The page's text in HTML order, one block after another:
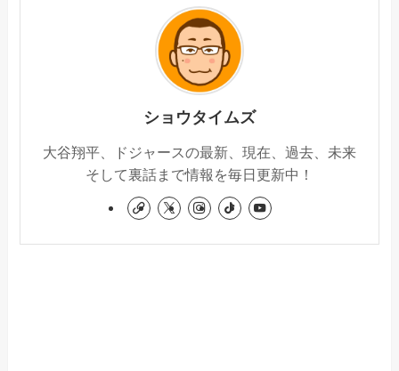
ショウタイムズ
大谷翔平、ドジャースの最新、現在、過去、未来
そして裏話まで情報を毎日更新中！